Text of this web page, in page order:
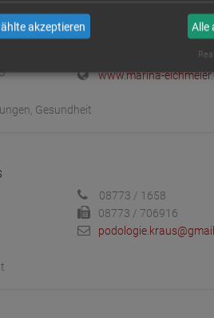
Haare • Kosmetik • Make up
info@marina-
www.marina-
Gesundheit
08773 / 1658
08773 / 706916
akzeptieren Alle